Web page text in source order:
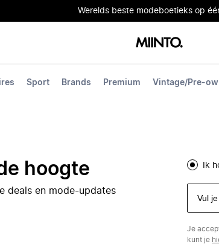
Werelds beste modeboetieks op
Sport Brands Premium Vintage/Pre-
hoogte
deals en mode-updates
Ik
Je
kunt je